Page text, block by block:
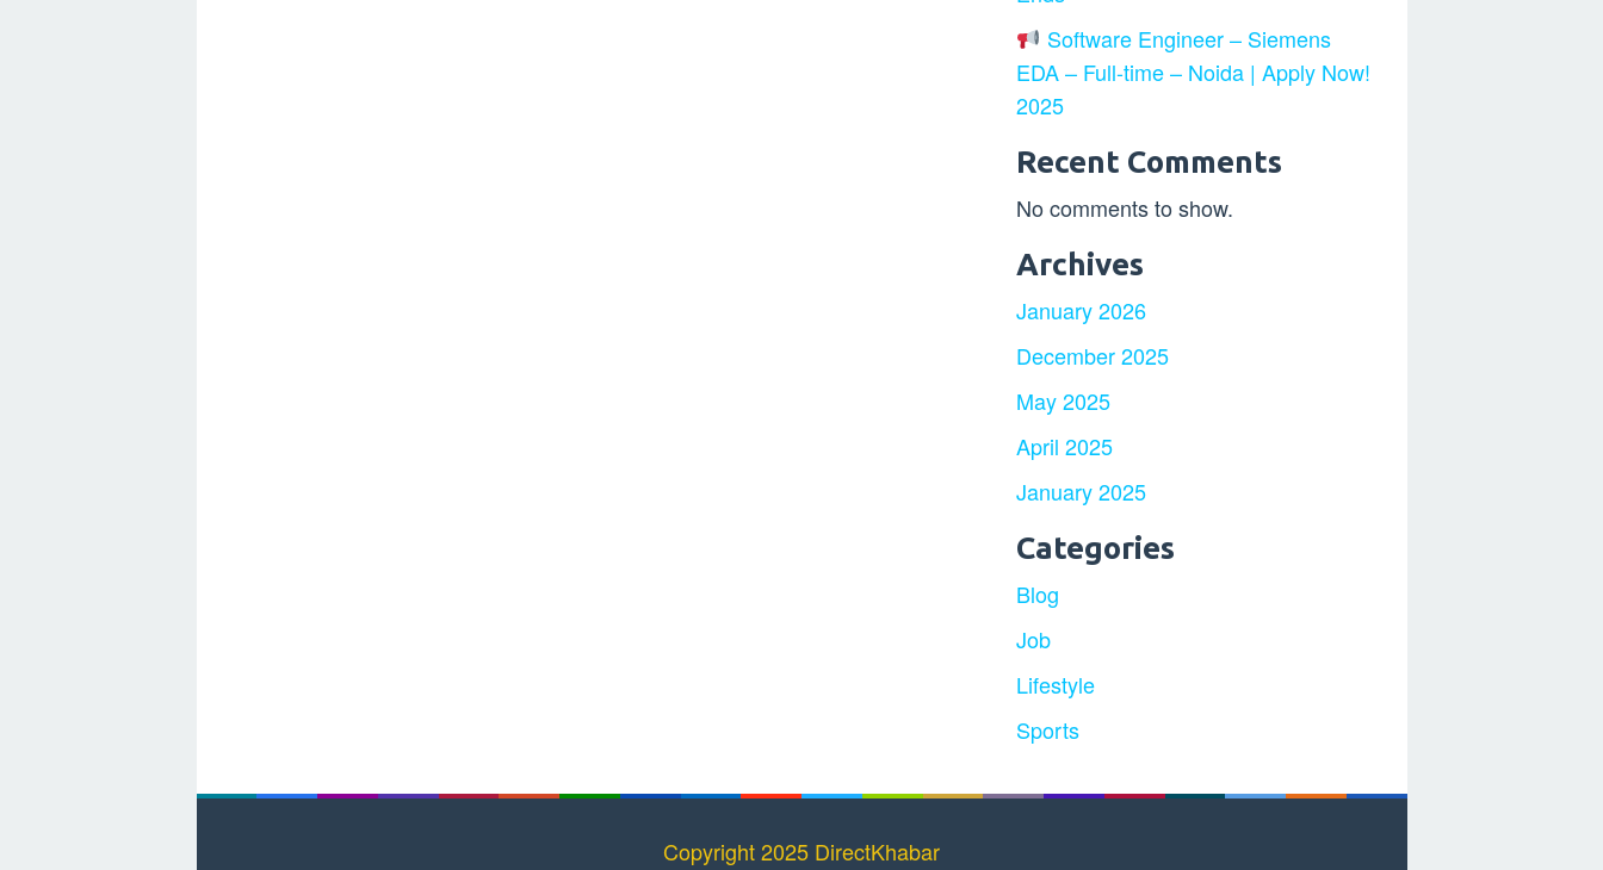
Software Engineer – Siemens
EDA – Full-time – Noida | Apply Now!
2025
Recent Comments
No comments to show.
Archives
January 2026
December 2025
May 2025
April 2025
January 2025
Categories
Blog
Job
Lifestyle
Sports
Copyright 2025 DirectKhabar